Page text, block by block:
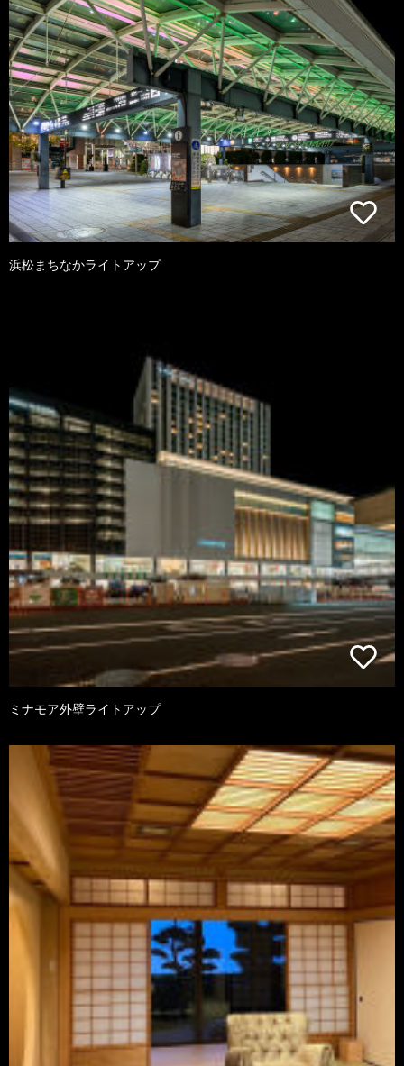
浜松まちなかライトアップ
ミナモア外壁ライトアップ